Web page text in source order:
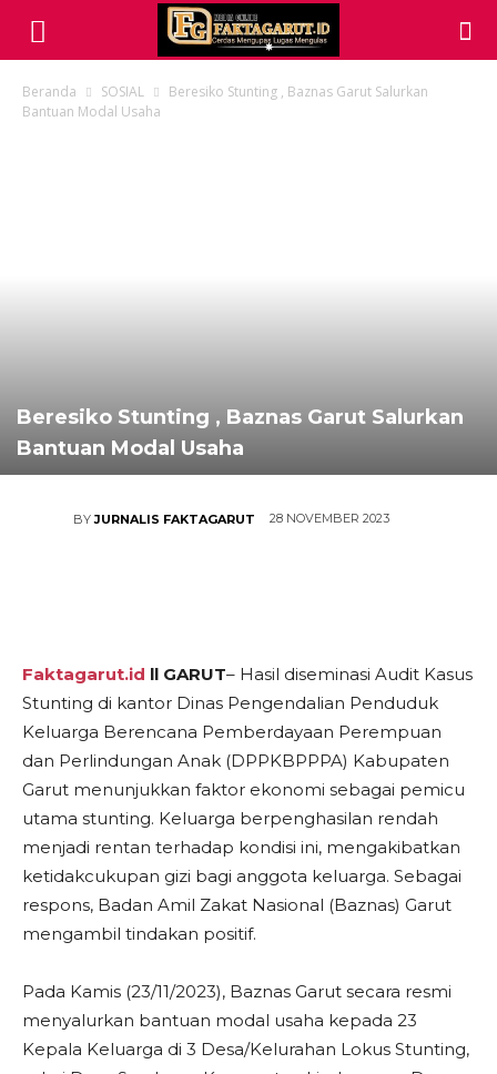
Beranda SOSIAL
Beresiko Stunting , Baznas Garut Salurkan
Bantuan Modal Usaha
Beresiko Stunting , Baznas Garut Salurkan
Bantuan Modal Usaha
BY JURNALIS FAKTAGARUT 28 NOVEMBER 2023
Faktagarut.id ll GARUT– Hasil diseminasi Audit Kasus
Stunting di kantor Dinas Pengendalian Penduduk
Keluarga Berencana Pemberdayaan Perempuan
dan Perlindungan Anak (DPPKBPPPA) Kabupaten
Garut menunjukkan faktor ekonomi sebagai pemicu
utama stunting. Keluarga berpenghasilan rendah
menjadi rentan terhadap kondisi ini, mengakibatkan
ketidakcukupan gizi bagi anggota keluarga. Sebagai
respons, Badan Amil Zakat Nasional (Baznas) Garut
mengambil tindakan positif.
Pada Kamis (23/11/2023), Baznas Garut secara resmi
menyalurkan bantuan modal usaha kepada 23
Kepala Keluarga di 3 Desa/Kelurahan Lokus Stunting,